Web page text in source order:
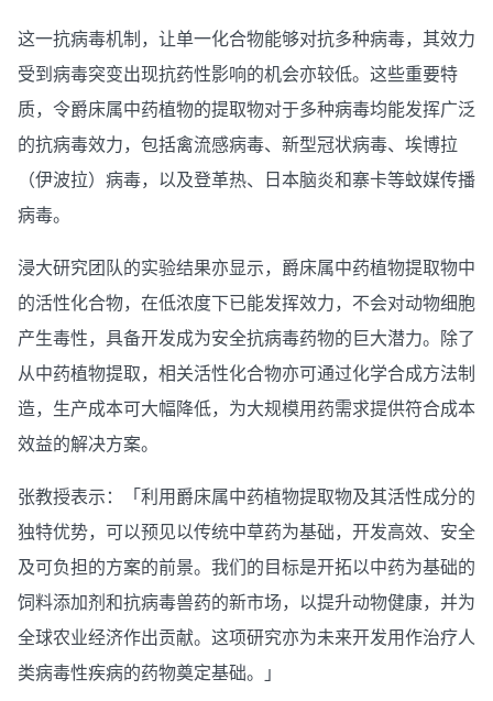
这一抗病毒机制，让单一化合物能够对抗多种病毒，其效力
受到病毒突变出现抗药性影响的机会亦较低。这些重要特
质，令爵床属中药植物的提取物对于多种病毒均能发挥广泛
的抗病毒效力，包括禽流感病毒、新型冠状病毒、埃博拉
（伊波拉）病毒，以及登革热、日本脑炎和寨卡等蚊媒传播
病毒。
浸大研究团队的实验结果亦显示，爵床属中药植物提取物中
的活性化合物，在低浓度下已能发挥效力，不会对动物细胞
产生毒性，具备开发成为安全抗病毒药物的巨大潜力。除了
从中药植物提取，相关活性化合物亦可通过化学合成方法制
造，生产成本可大幅降低，为大规模用药需求提供符合成本
效益的解决方案。
张教授表示：「利用爵床属中药植物提取物及其活性成分的
独特优势，可以预见以传统中草药为基础，开发高效、安全
及可负担的方案的前景。我们的目标是开拓以中药为基础的
饲料添加剂和抗病毒兽药的新市场，以提升动物健康，并为
全球农业经济作出贡献。这项研究亦为未来开发用作治疗人
类病毒性疾病的药物奠定基础。」